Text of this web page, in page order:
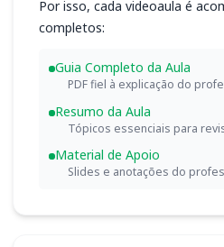
Por isso, cada videoaula é
completos:
Guia Completo da Aula
PDF fiel à explicação do
Resumo da Aula
Tópicos essenciais para
Material de Apoio
Slides e anotações do